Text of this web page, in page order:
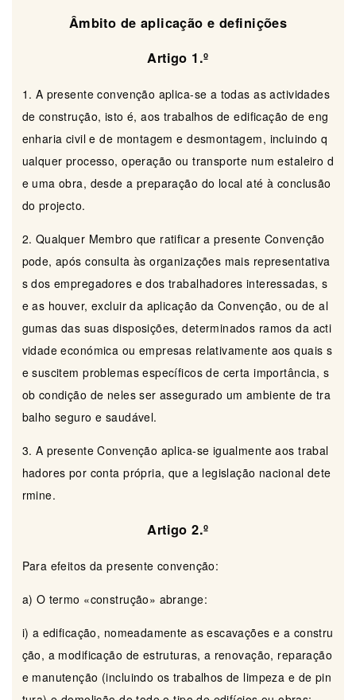
Âmbito de aplicação e definições
Artigo 1.º
1. A presente convenção aplica-se a todas as actividades
de construção, isto é, aos trabalhos de edificação de eng
enharia civil e de montagem e desmontagem, incluindo q
ualquer processo, operação ou transporte num estaleiro d
e uma obra, desde a preparação do local até à conclusão
do projecto.
2. Qualquer Membro que ratificar a presente Convenção
pode, após consulta às organizações mais representativa
s dos empregadores e dos trabalhadores interessadas, s
e as houver, excluir da aplicação da Convenção, ou de al
gumas das suas disposições, determinados ramos da acti
vidade económica ou empresas relativamente aos quais s
e suscitem problemas específicos de certa importância, s
ob condição de neles ser assegurado um ambiente de tra
balho seguro e saudável.
3. A presente Convenção aplica-se igualmente aos trabal
hadores por conta própria, que a legislação nacional dete
rmine.
Artigo 2.º
Para efeitos da presente convenção:
a) O termo «construção» abrange:
i) a edificação, nomeadamente as escavações e a constru
ção, a modificação de estruturas, a renovação, reparação
e manutenção (incluindo os trabalhos de limpeza e de pin